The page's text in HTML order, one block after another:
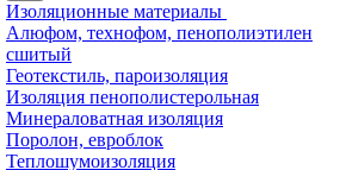
Изоляционные материалы
Алюфом, технофом, пенополиэтилен
сшитый
Геотекстиль, пароизоляция
Изоляция пенополистерольная
Минераловатная изоляция
Поролон, евроблок
Теплошумоизоляция